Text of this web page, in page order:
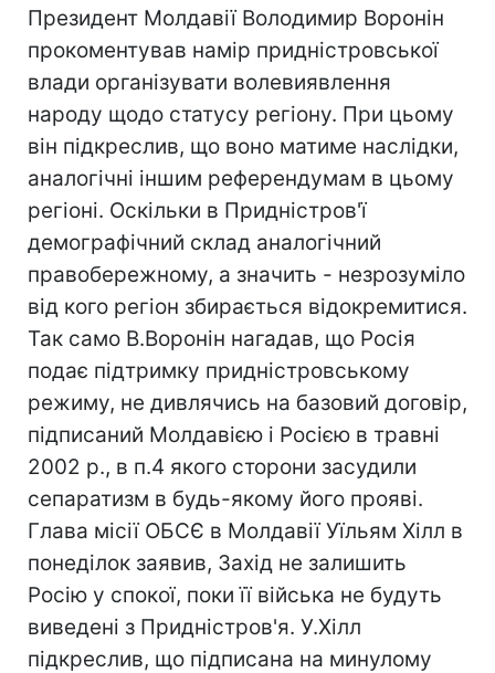
Президент Молдавії Володимир Воронін
прокоментував намір придністровської
влади організувати волевиявлення
народу щодо статусу регіону. При цьому
він підкреслив, що воно матиме наслідки,
аналогічні іншим референдумам в цьому
регіоні. Оскільки в Придністров'ї
демографічний склад аналогічний
правобережному, а значить - незрозуміло
від кого регіон збирається відокремитися.
Так само В.Воронін нагадав, що Росія
подає підтримку придністровському
режиму, не дивлячись на базовий договір,
підписаний Молдавією і Росією в травні
2002 р., в п.4 якого сторони засудили
сепаратизм в будь-якому його прояві.
Глава місії ОБСЄ в Молдавії Уїльям Хілл в
понеділок заявив, Захід не залишить
Росію у спокої, поки її війська не будуть
виведені з Придністров'я. У.Хілл
підкреслив, що підписана на минулому